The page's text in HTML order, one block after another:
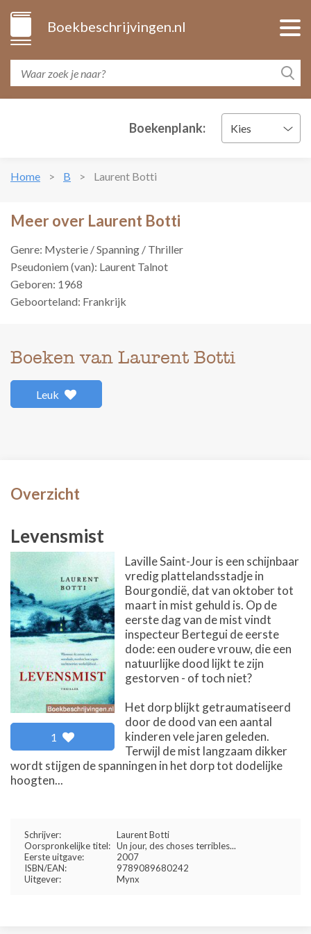
Boekbeschrijvingen.nl
Boekenplank: Kies
Home B Laurent Botti
Meer over Laurent Botti
Genre: Mysterie / Spanning / Thriller
Pseudoniem (van): Laurent Talnot
Geboren: 1968
Geboorteland: Frankrijk
Boeken van Laurent Botti
Leuk
Overzicht
Levensmist
1
Laville Saint-Jour is een schijnbaar
vredig plattelandsstadje in
Bourgondië, dat van oktober tot
maart in mist gehuld is. Op de
eerste dag van de mist vindt
inspecteur Bertegui de eerste
dode: een oudere vrouw, die een
natuurlijke dood lijkt te zijn
gestorven - of toch niet?
Het dorp blijkt getraumatiseerd
door de dood van een aantal
kinderen vele jaren geleden.
Terwijl de mist langzaam dikker
wordt stijgen de spanningen in het dorp tot dodelijke
hoogten...
Schrijver:
Laurent Botti
Oorspronkelijke titel: Un jour, des choses terribles...
Eerste uitgave:
2007
ISBN/EAN:
9789089680242
Uitgever:
Mynx